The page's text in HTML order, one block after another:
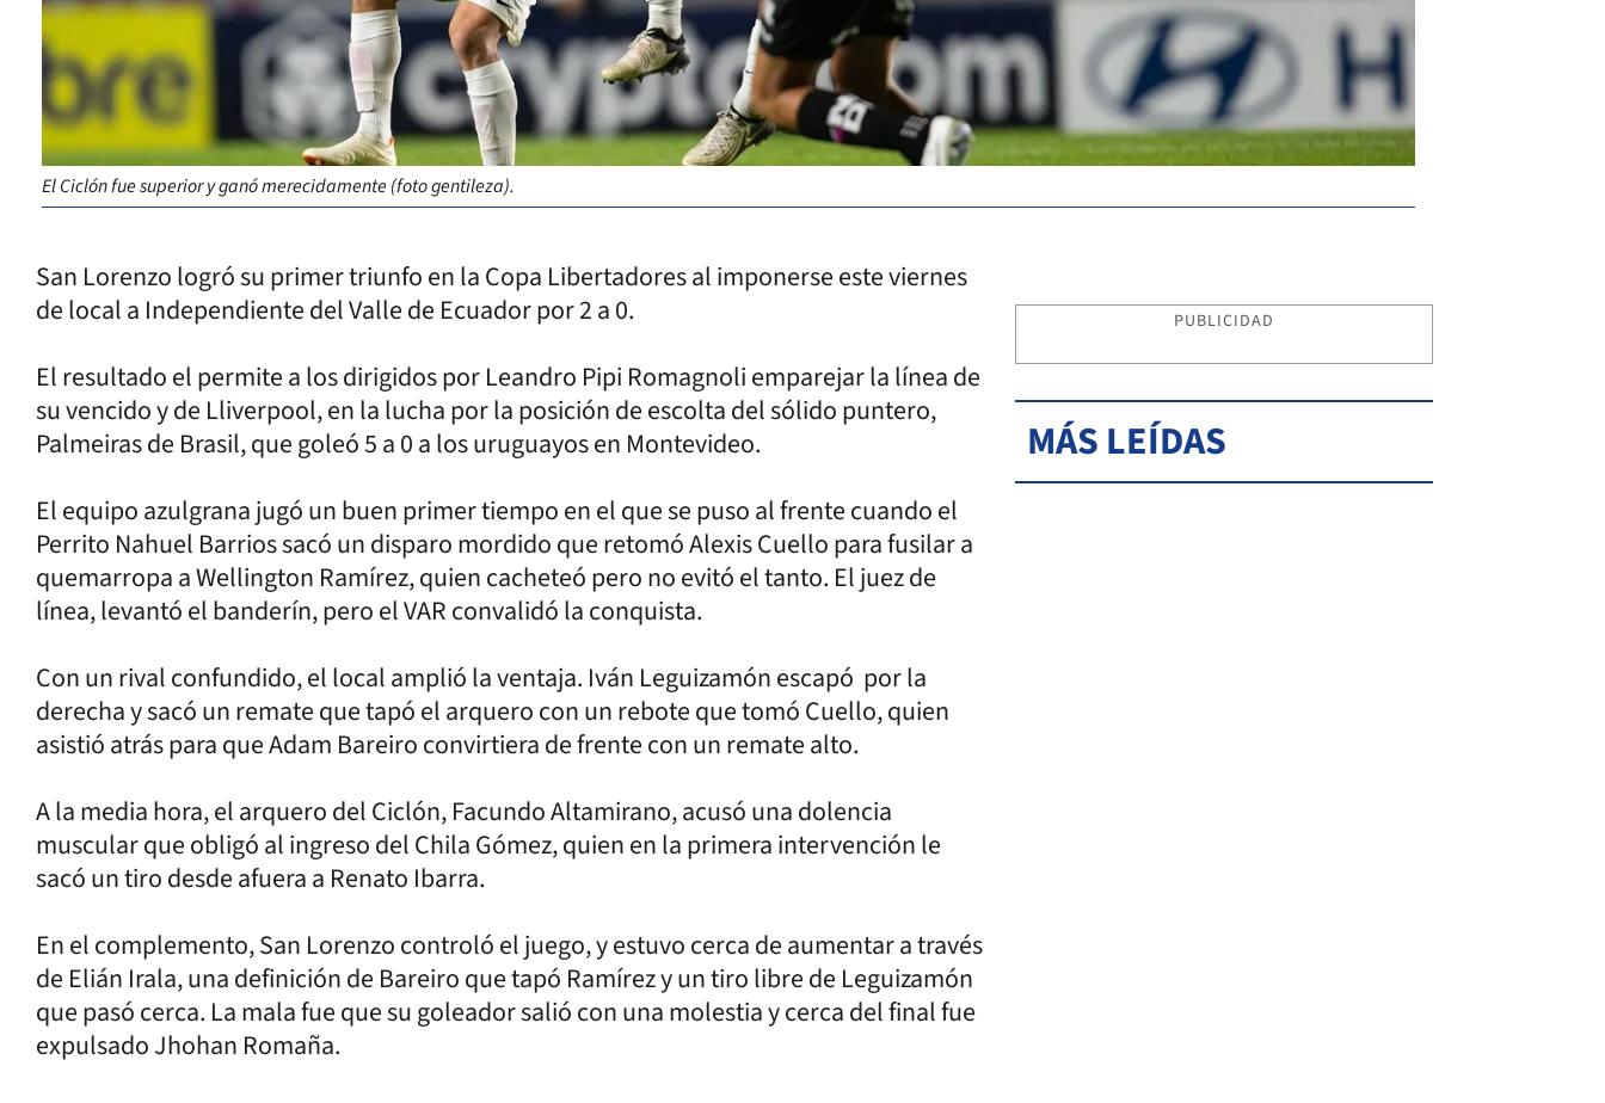
El Ciclón fue superior y ganó merecidamente (foto gentileza).
San Lorenzo logró su primer triunfo en la Copa Libertadores al imponerse este viernes
de local a Independiente del Valle de Ecuador por 2 a 0.
El resultado el permite a los dirigidos por Leandro Pipi Romagnoli emparejar la línea de
su vencido y de Lliverpool, en la lucha por la posición de escolta del sólido puntero,
Palmeiras de Brasil, que goleó 5 a 0 a los uruguayos en Montevideo.
El equipo azulgrana jugó un buen primer tiempo en el que se puso al frente cuando el
Perrito Nahuel Barrios sacó un disparo mordido que retomó Alexis Cuello para fusilar a
quemarropa a Wellington Ramírez, quien cacheteó pero no evitó el tanto. El juez de
línea, levantó el banderín, pero el VAR convalidó la conquista.
Con un rival confundido, el local amplió la ventaja. Iván Leguizamón escapó por la
derecha y sacó un remate que tapó el arquero con un rebote que tomó Cuello, quien
asistió atrás para que Adam Bareiro convirtiera de frente con un remate alto.
A la media hora, el arquero del Ciclón, Facundo Altamirano, acusó una dolencia
muscular que obligó al ingreso del Chila Gómez, quien en la primera intervención le
sacó un tiro desde afuera a Renato Ibarra.
En el complemento, San Lorenzo controló el juego, y estuvo cerca de aumentar a través
de Elián Irala, una definición de Bareiro que tapó Ramírez y un tiro libre de Leguizamón
que pasó cerca. La mala fue que su goleador salió con una molestia y cerca del final fue
expulsado Jhohan Romaña.
PUBLICIDAD
MÁS LEÍDAS